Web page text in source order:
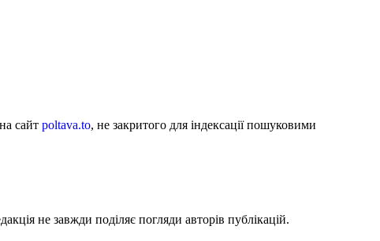
сайт poltava.to, не закритого для індексації пошуковими
не завжди поділяє погляди авторів публікацій.